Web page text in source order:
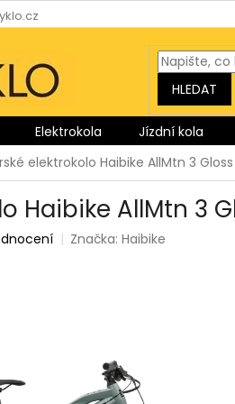
HLEDAT
Elektrokola Jízdní kola
elektrokolo Haibike AllMtn 3
Haibike AllMtn 3
Značka:Haibike